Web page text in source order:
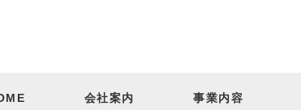
会社案内 事業内容